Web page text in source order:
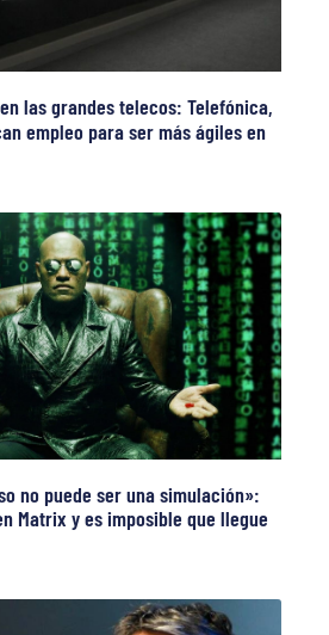
las grandes telecos: Telefónica,
empleo para ser más ágiles en
no puede ser una simulación»:
Matrix y es imposible que llegue